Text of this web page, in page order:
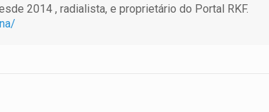
2014 , radialista, e proprietário do Portal RKF.